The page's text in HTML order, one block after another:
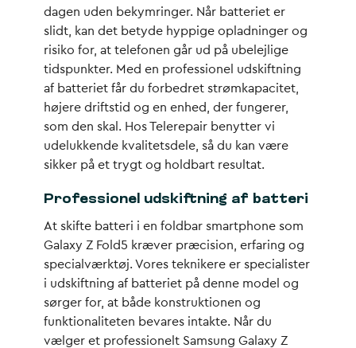
dagen uden bekymringer. Når batteriet er
slidt, kan det betyde hyppige opladninger og
risiko for, at telefonen går ud på ubelejlige
tidspunkter. Med en professionel udskiftning
af batteriet får du forbedret strømkapacitet,
højere driftstid og en enhed, der fungerer,
som den skal. Hos Telerepair benytter vi
udelukkende kvalitetsdele, så du kan være
sikker på et trygt og holdbart resultat.
Professionel udskiftning af batteri
At skifte batteri i en foldbar smartphone som
Galaxy Z Fold5 kræver præcision, erfaring og
specialværktøj. Vores teknikere er specialister
i udskiftning af batteriet på denne model og
sørger for, at både konstruktionen og
funktionaliteten bevares intakte. Når du
vælger et professionelt Samsung Galaxy Z